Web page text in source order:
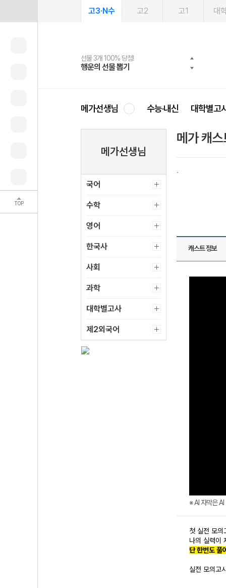
TOP
고3·N수 고2 고1 대
선물 3개 100% 당첨!
행운의 선물 뽑기
선물 100% 증정!
메가스터디 X 올리브
여름방학 스터디 캐시백
메가런 썸머스쿨
2027 러셀 단과
강사 공개선발
스마트러닝앱
설문 EVENT
메가패스
3일 무료 체험권
메가패스 수강생 무료혜택!
메가클럽 멤버십
사회공헌 캠페인
희망이룸 메가나눔
메가선생님 수능·내신 대학별고
메가선생님
국어
수학
영어
한국사
사회
과학
대학별고사
제2외국어
메가 캐스
캐스트 정보
※ AI 자막은 AI
첫 실전 모
나의 실력이
단 한번도 풀
실전 모의고